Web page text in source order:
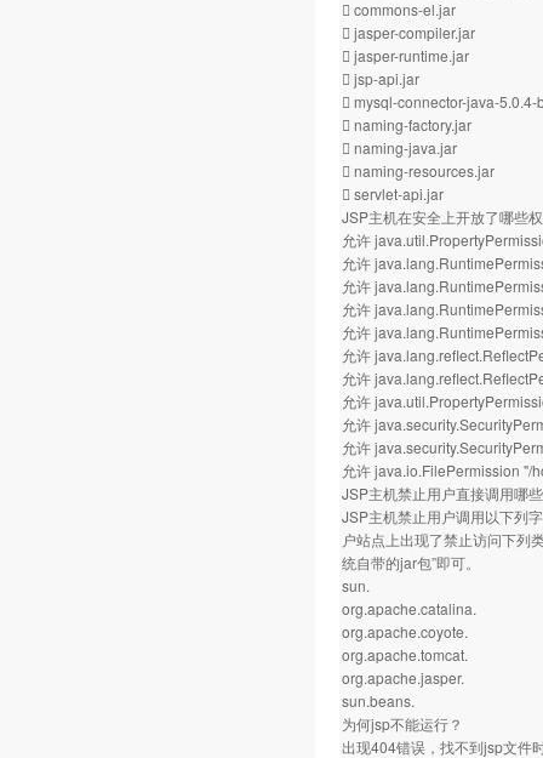
 commons-el.jar
 jasper-compiler.jar
 jasper-runtime.jar
 jsp-api.jar
 mysql-connector-java-5.0.4-
 naming-factory.jar
 naming-java.jar
 naming-resources.jar
 servlet-api.jar
JSP主机在安全上开放了哪些
允许
允许
允许
允许
允许
允许
允许
允许
允许
允许
允许 java.io.FilePermission "/
JSP主机禁止用户直接调用哪
JSP主机禁止用户调用以下列
户站点上出现了禁止访问下列
统自带的jar包”即可。
sun.
org.apache.catalina.
org.apache.coyote.
org.apache.tomcat.
org.apache.jasper.
sun.beans.
为何jsp不能运行？
出现404错误，找不到jsp文件